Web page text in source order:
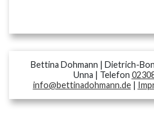
Bettina Dohmann | Dietrich-
Unna | Telefon
info@bettinadohmann.de|